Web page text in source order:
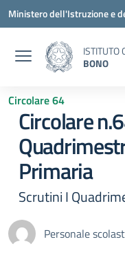
Vai ai contenuti
Vai al menu di navigazione
Vai al footer
Ministero dell'Istruzione e
ISTITUTO
BONO
Circolare 64
Circolare
Primaria
Scrutini I
Personale